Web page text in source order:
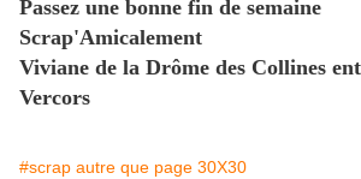
Passez une bonne fin de semaine
Scrap'Amicalement
Viviane de la Drôme des Collines
Vercors
#scrap autre que page 30X30